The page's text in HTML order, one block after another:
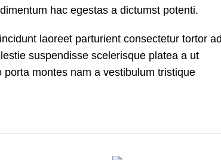
hac egestas a dictumst potenti.
laoreet parturient consectetur tortor ad
suspendisse scelerisque platea a ut
montes nam a vestibulum tristique